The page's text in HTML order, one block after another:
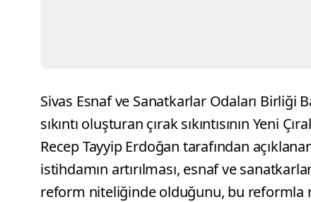
Sivas Esnaf ve Sanatkarlar Odaları Birliği
sıkıntı oluşturan çırak sıkıntısının Yeni
Recep Tayyip Erdoğan tarafından
istihdamın artırılması, esnaf ve
reform niteliğinde olduğunu, bu reformla